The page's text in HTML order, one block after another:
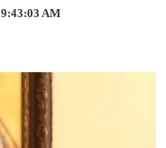
9:43:03 AM